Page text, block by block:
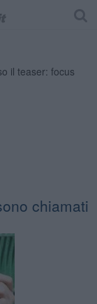
chiamati